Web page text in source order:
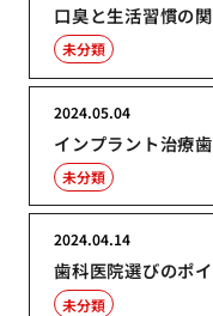
口臭と生活習慣の
未分類
インプラント治療
2024.05.04
未分類
歯科医院選びのポ
2024.04.14
未分類